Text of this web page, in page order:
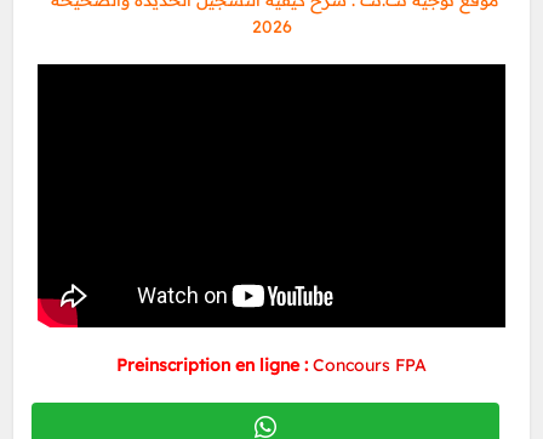
2026
Preinscription en ligne : Concours FPA